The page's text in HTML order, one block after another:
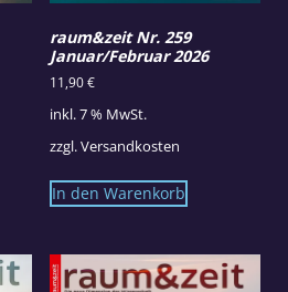
raum&zeit Nr. 259
Januar/Februar 2026
11,90€
inkl. 7 % MwSt.
zzgl.Versandkosten
In den Warenkorb